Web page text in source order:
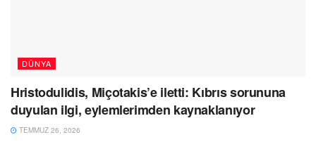
DÜNYA
Hristodulidis, Miçotakis’e iletti: Kıbrıs sorununa
duyulan ilgi, eylemlerimden kaynaklanıyor
TEMMUZ 26, 2026